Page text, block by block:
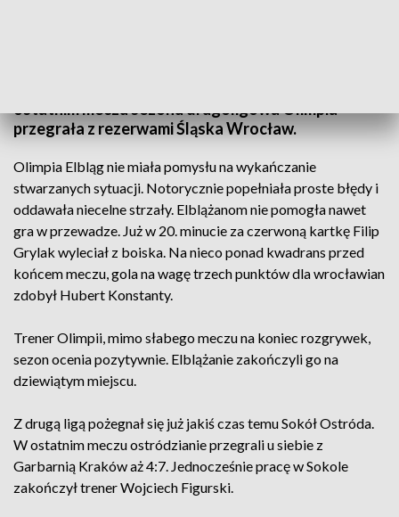
ostatnim meczu sezonu drugoligowa Olimpia
przegrała z rezerwami Śląska Wrocław.
Olimpia Elbląg nie miała pomysłu na wykańczanie
stwarzanych sytuacji. Notorycznie popełniała proste błędy i
oddawała niecelne strzały. Elblążanom nie pomogła nawet
gra w przewadze. Już w 20. minucie za czerwoną kartkę Filip
Grylak wyleciał z boiska. Na nieco ponad kwadrans przed
końcem meczu, gola na wagę trzech punktów dla wrocławian
zdobył Hubert Konstanty.
Trener Olimpii, mimo słabego meczu na koniec rozgrywek,
sezon ocenia pozytywnie. Elblążanie zakończyli go na
dziewiątym miejscu.
Z drugą ligą pożegnał się już jakiś czas temu Sokół Ostróda.
W ostatnim meczu ostródzianie przegrali u siebie z
Garbarnią Kraków aż 4:7. Jednocześnie pracę w Sokole
zakończył trener Wojciech Figurski.